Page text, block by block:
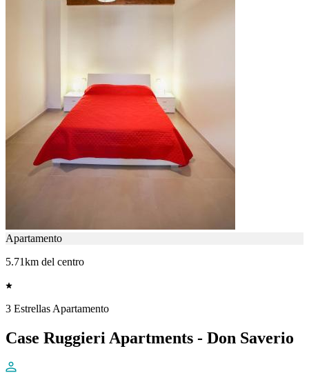
Apartamento
5.71km del centro
3 Estrellas Apartamento
Case Ruggieri Apartments - Don Saverio